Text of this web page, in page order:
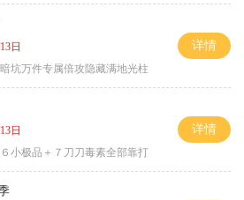
日
坑万件专属倍攻隐藏满地光柱
详情
日
６小极品＋７刀刀毒素全部靠打
详情